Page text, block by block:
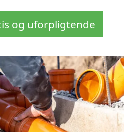
og uforpligtende